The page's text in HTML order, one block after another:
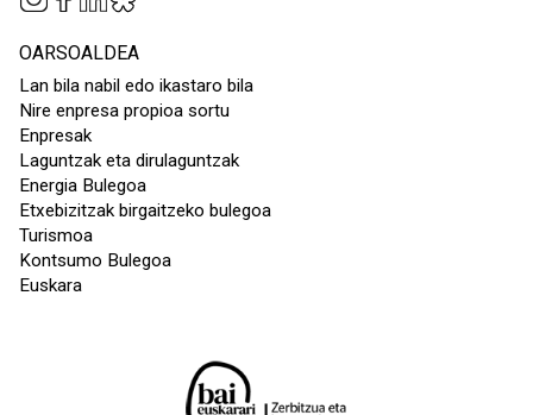
OARSOALDEA
Lan bila nabil edo ikastaro bila
Nire enpresa propioa sortu
Enpresak
Laguntzak eta dirulaguntzak
Energia Bulegoa
Etxebizitzak birgaitzeko bulegoa
Turismoa
Kontsumo Bulegoa
Euskara